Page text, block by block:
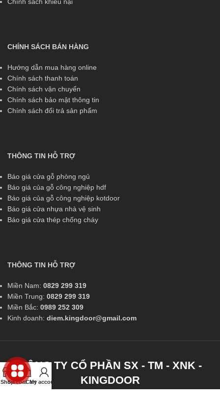
CHÍNH SÁCH BÁN HÀNG
Hướng dẫn mua hàng online
Chính sách thanh toán
Chính sách vận chuyển
Chính sách bảo mật thông tin
Chính sách đổi trả sản phẩm
THÔNG TIN HỖ TRỢ
Báo giá cửa gỗ phòng ngủ
Báo giá của gỗ công nghiệp hdf
Báo giá của gỗ công nghiệp kotdoor
Báo giá cửa nhựa nhà vệ sinh
Báo giá cửa thép chống cháy
THÔNG TIN HỖ TRỢ
Miền Nam: 0829 299 319
Miền Trung: 0829 299 319
Miền Bắc: 0989 252 309
Kinh doanh: diem.kingdoor@gmail.com
CÔNG TY CỔ PHẦN SX - TM - XNK -
KINGDOOR
ShopSidebarCart
My account